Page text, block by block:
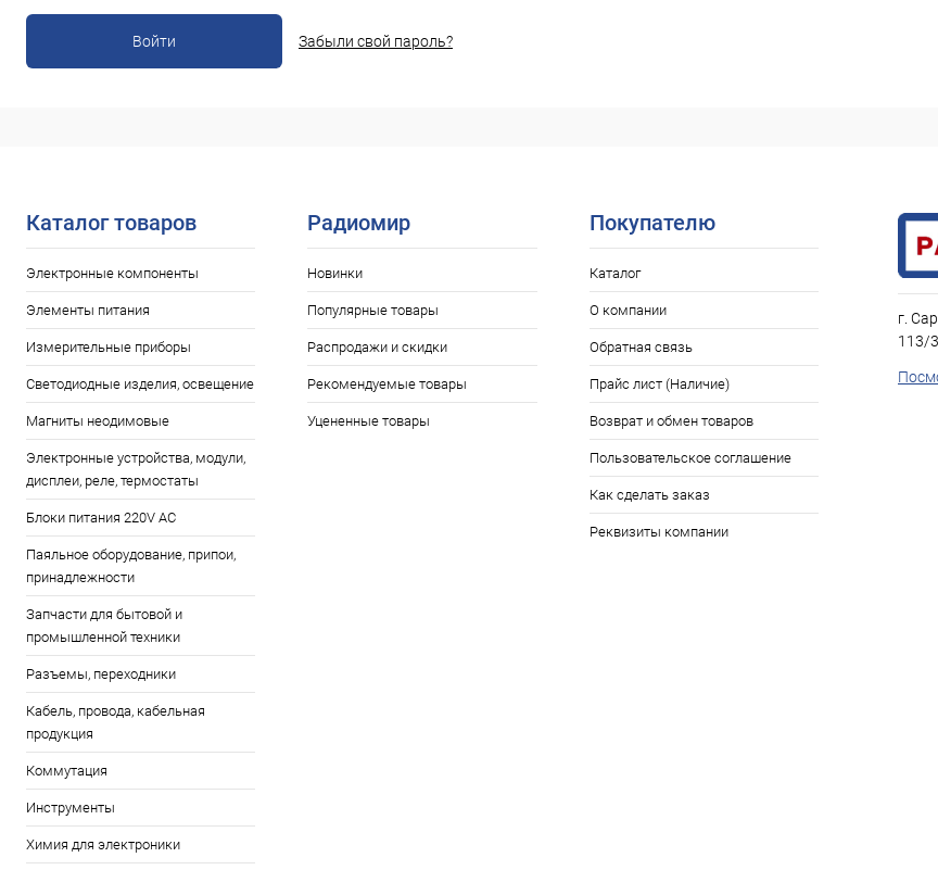
Забыли свой пароль?
Каталог товаров
Электронные компоненты
Элементы питания
Измерительные приборы
Светодиодные изделия, освещение
Магниты неодимовые
Электронные устройства, модули,
дисплеи, реле, термостаты
Блоки питания 220V AC
Паяльное оборудование, припои,
принадлежности
Запчасти для бытовой и
промышленной техники
Разъемы, переходники
Кабель, провода, кабельная
продукция
Коммутация
Инструменты
Химия для электроники
Радиомир
Новинки
Популярные товары
Распродажи и скидки
Рекомендуемые товары
Уцененные товары
Покупателю
Каталог
О компании
Обратная связь
Прайс лист (Наличие)
Возврат и обмен товаров
Пользовательское соглашение
Как сделать заказ
Реквизиты компании
г.
113/